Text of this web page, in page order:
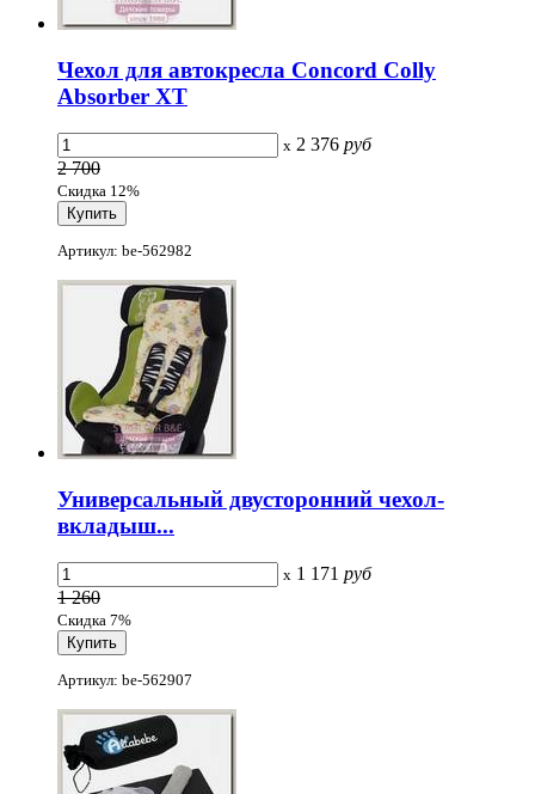
Чехол для автокресла Concord Colly
Absorber XT
x 2 376 руб
2 700
Скидка 12%
Артикул: be-562982
Универсальный двусторонний чехол-
вкладыш...
x 1 171 руб
1 260
Скидка 7%
Артикул: be-562907